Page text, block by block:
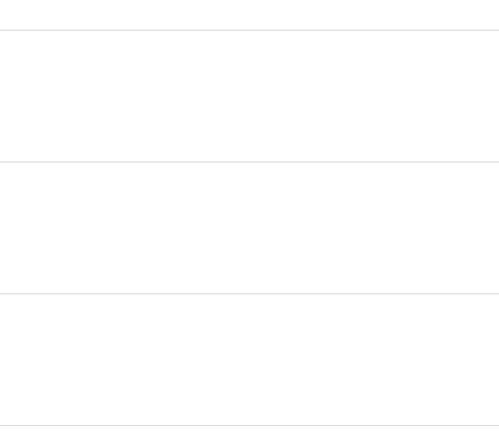
统。 当前隐藏内容需要支付200熊币 已有194人